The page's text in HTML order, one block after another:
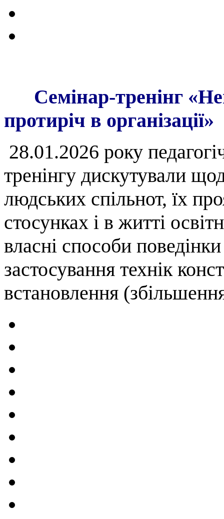
Семінар-тренінг
протиріч в організації»
28.01.2026 року
тренінгу дискутували
людських спільнот, їх
стосунках і в житті
власні способи
застосування технік
встановлення